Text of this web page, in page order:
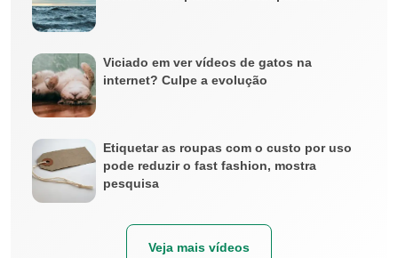
Viciado em ver vídeos de gatos na
internet? Culpe a evolução
Etiquetar as roupas com o custo por uso
pode reduzir o fast fashion, mostra
pesquisa
Veja mais vídeos